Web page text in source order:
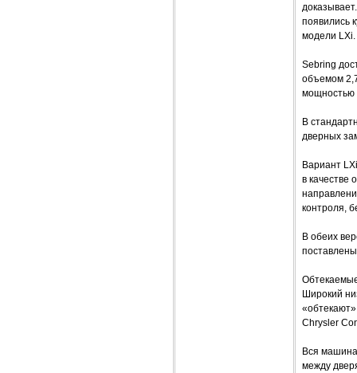
появились
модели LХi.
Sebring
объемом
мощностью
В
дверных
Вариант
в качестве
контроля,
В обеих
Широкий
Chrysler
Вся машина
между